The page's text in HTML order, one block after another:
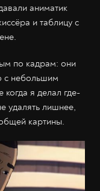
аниматик
и таблицу с
по кадрам: они
с небольшим
когда я делал где-
удалять лишнее,
картины.